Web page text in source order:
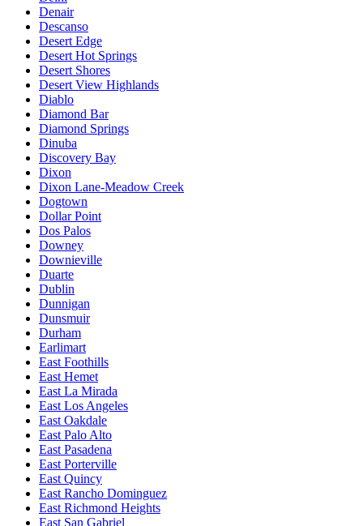
Denair
Descanso
Desert Edge
Desert Hot Springs
Desert Shores
Desert View Highlands
Diablo
Diamond Bar
Diamond Springs
Dinuba
Discovery Bay
Dixon
Dixon Lane-Meadow Creek
Dogtown
Dollar Point
Dos Palos
Downey
Downieville
Duarte
Dublin
Dunnigan
Dunsmuir
Durham
Earlimart
East Foothills
East Hemet
East La Mirada
East Los Angeles
East Oakdale
East Palo Alto
East Pasadena
East Porterville
East Quincy
East Rancho Dominguez
East Richmond Heights
East San Gabriel